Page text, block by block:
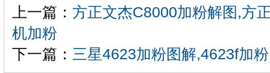
上一篇： 方正文杰C8000加粉解图,方
机加粉
下一篇： 三星4623加粉图解,4623f加